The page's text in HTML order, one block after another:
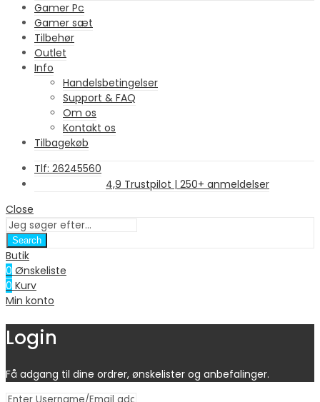
Gamer Pc
Gamer sæt
Tilbehør
Outlet
Info
Handelsbetingelser
Support & FAQ
Om os
Kontakt os
Tilbagekøb
Tlf: 26245560
4,9 Trustpilot | 250+ anmeldelser
Close
Search
Butik
0 Ønskeliste
0 Kurv
Min konto
Login
Få adgang til dine ordrer, ønskelister og anbefalinger.